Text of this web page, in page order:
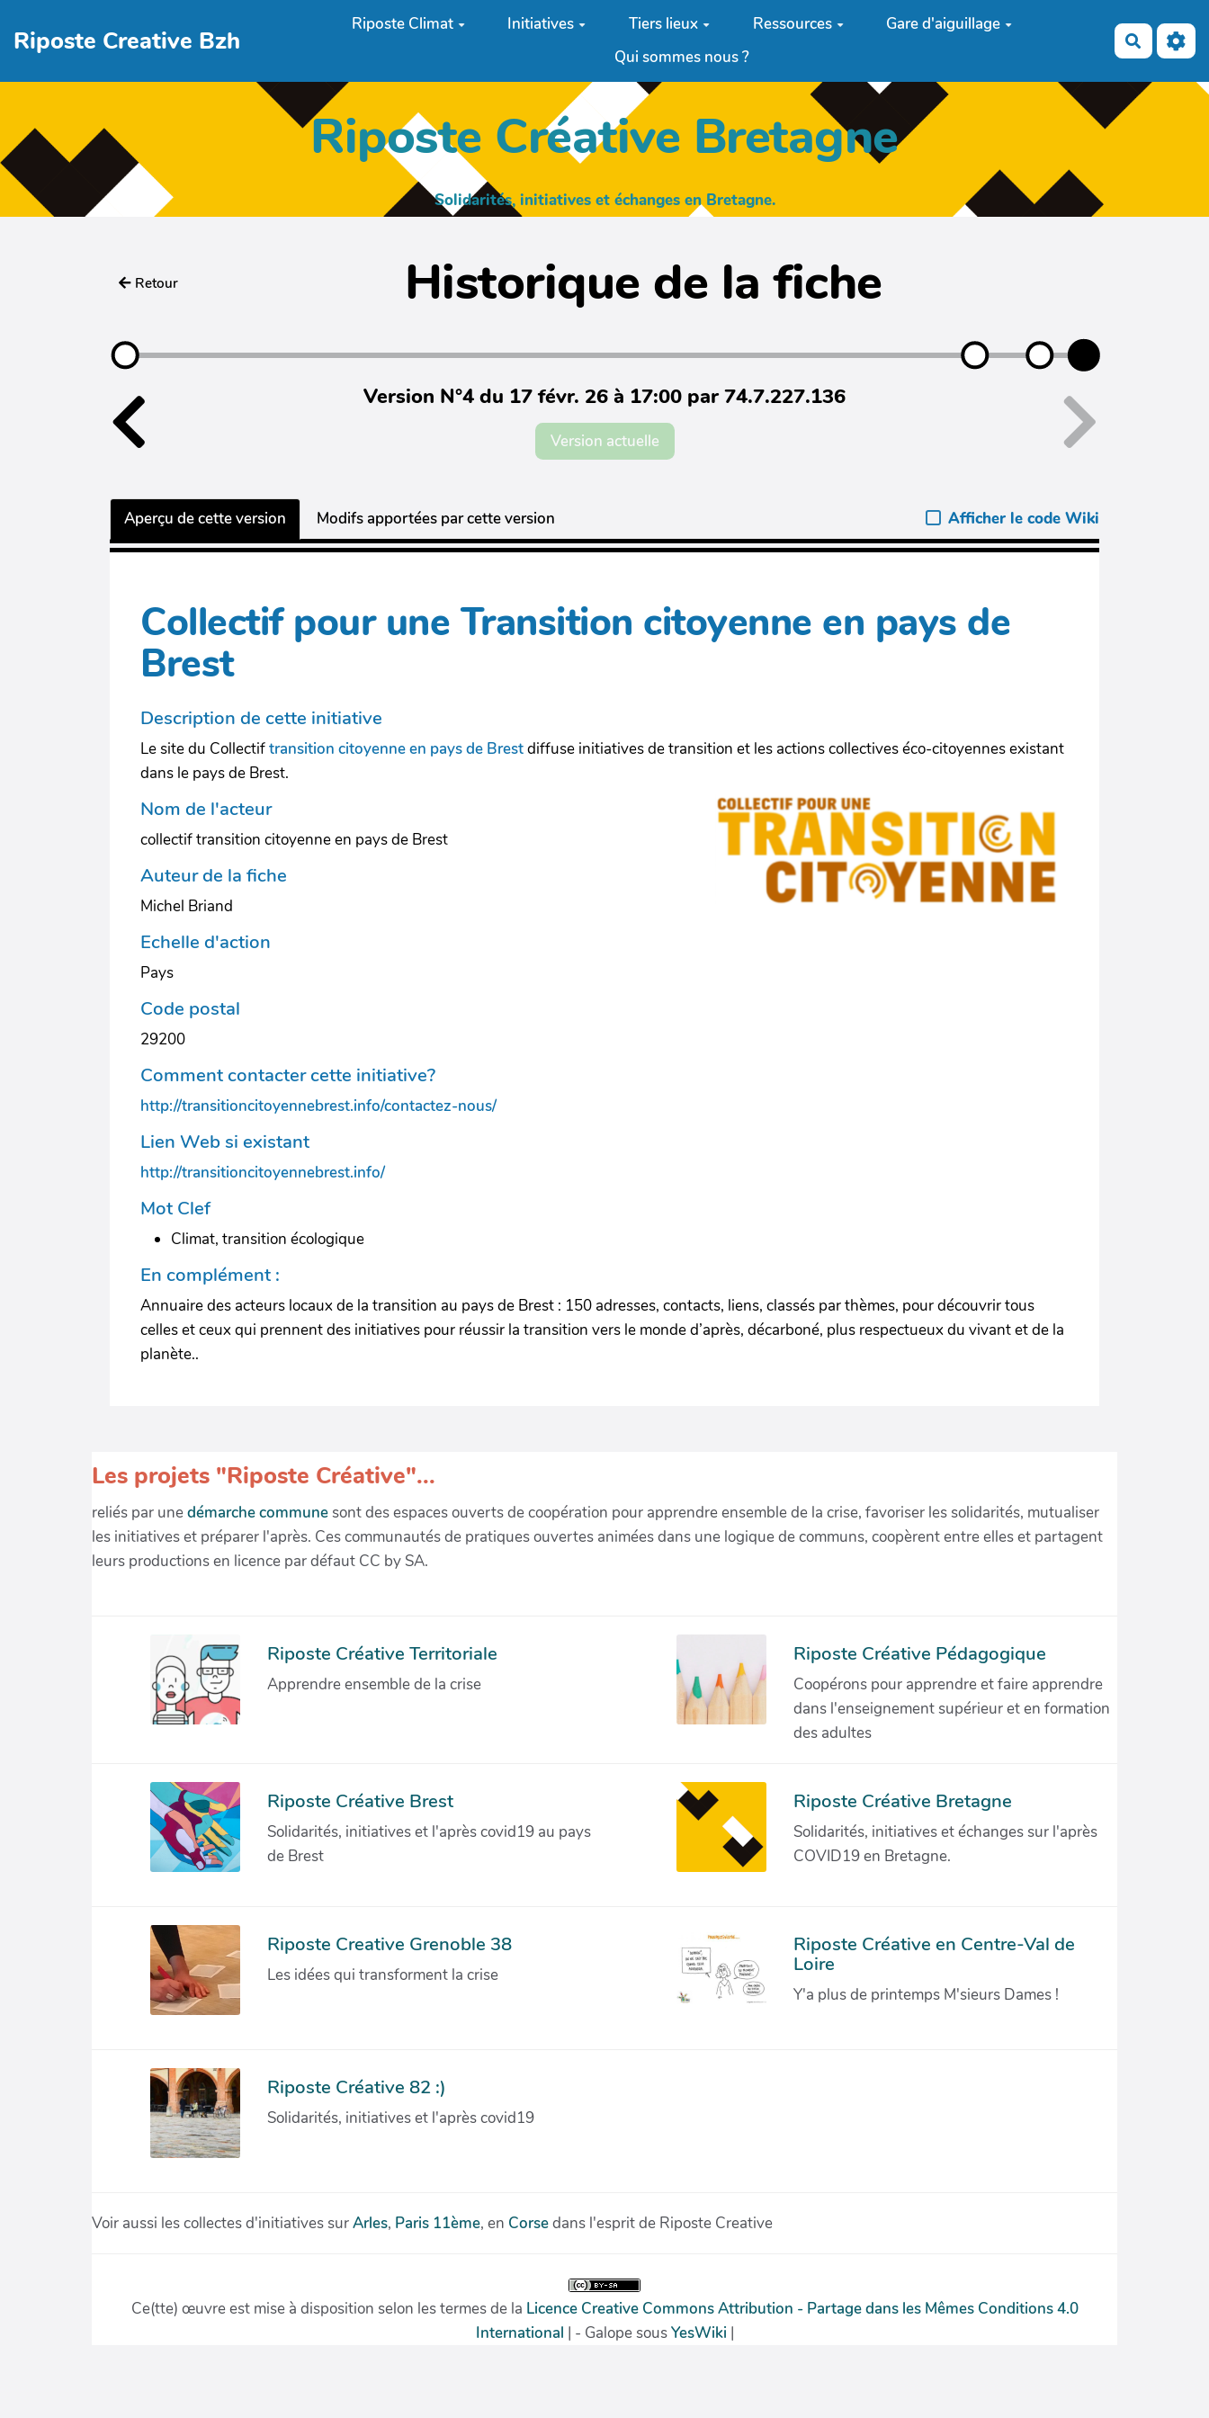
Riposte Creative Bzh
Riposte Climat Initiatives Tiers lieux Ressources
Gare d'aiguillage
Qui sommes nous ?
Riposte Créative Bretagne
Solidarités, initiatives et échanges en Bretagne.
Retour Historique de la fiche
Version N°4 du 17 févr. 26 à 17:00 par 74.7.227.136
Version actuelle
Aperçu de cette version Modifs apportées par cette version Afficher le code Wiki
Collectif pour une Transition citoyenne en pays de
Brest
Description de cette initiative
Le site du Collectiftransition citoyenne en pays de Brestdiffuse initiatives de transition et les actions collectives éco-citoyennes existant
dans le pays de Brest.
Nom de l'acteur
collectif transition citoyenne en pays de Brest
Auteur de la fiche
Michel Briand
Echelle d'action
Pays
Code postal
29200
Comment contacter cette initiative?
http://transitioncitoyennebrest.info/contactez-nous/
Lien Web si existant
http://transitioncitoyennebrest.info/
Mot Clef
Climat, transition écologique
En complément :
Annuaire des acteurs locaux de la transition au pays de Brest : 150 adresses, contacts, liens, classés par thèmes, pour découvrir tous
celles et ceux qui prennent des initiatives pour réussir la transition vers le monde d’après, décarboné, plus respectueux du vivant et de la
planète..